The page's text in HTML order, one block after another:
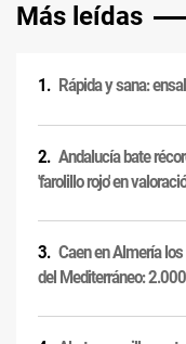
Más leídas
Rápida y sana:
Andalucía bate
'farolillo rojo' en
Caen en Almería
del Mediterráneo: